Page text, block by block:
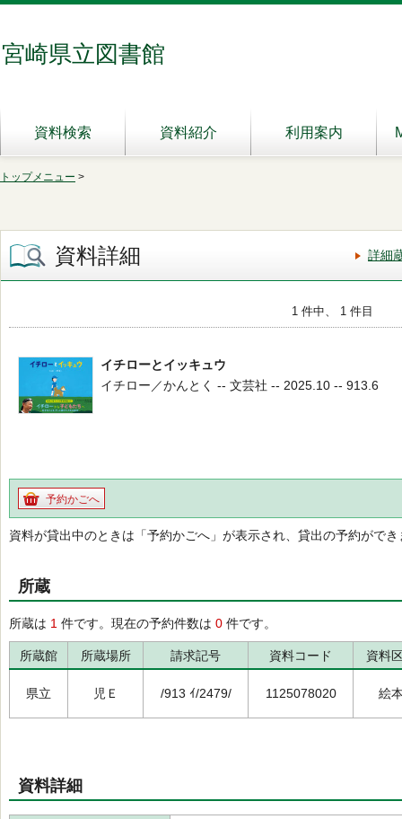
宮崎県立図書館
資料検索 資料紹介 利用案内
トップメニュー >
資料詳細 詳細
1 件中、 1 件目
イチローとイッキュウ
イチロー／かんとく -- 文芸社 -- 2025.10 -- 913.6
予約かごへ
資料が貸出中のときは「予約かごへ」が表示され、貸出の予約ができ
所蔵
所蔵は 1 件です。現在の予約件数は 0 件です。
所蔵館 所蔵場所 請求記号 資料コード 資料
県立 児Ｅ /913 ｲ/2479/ 1125078020 絵
資料詳細